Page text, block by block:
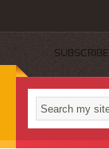
SUBSCRIBE